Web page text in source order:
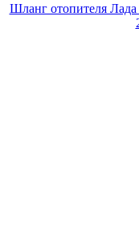
Шланг отопителя Лада